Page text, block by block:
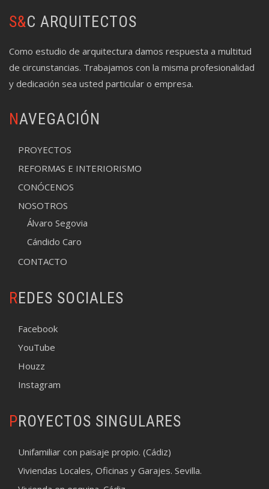
S&C ARQUITECTOS
Como estudio de arquitectura damos respuesta a multitud
de circunstancias. Trabajamos con la misma profesionalidad
y dedicación sea usted particular o empresa.
NAVEGACIÓN
PROYECTOS
REFORMAS E INTERIORISMO
CONÓCENOS
NOSOTROS
Álvaro Segovia
Cándido Caro
CONTACTO
REDES SOCIALES
Facebook
YouTube
Houzz
Instagram
PROYECTOS SINGULARES
Unifamiliar con paisaje propio. (Cádiz)
Viviendas Locales, Oficinas y Garajes. Sevilla.